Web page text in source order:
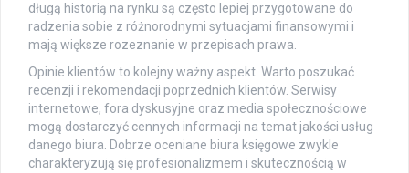
długą historią na rynku są często lepiej przygotowane do
radzenia sobie z różnorodnymi sytuacjami finansowymi i
mają większe rozeznanie w przepisach prawa.
Opinie klientów to kolejny ważny aspekt. Warto poszukać
recenzji i rekomendacji poprzednich klientów. Serwisy
internetowe, fora dyskusyjne oraz media społecznościowe
mogą dostarczyć cennych informacji na temat jakości usług
danego biura. Dobrze oceniane biura księgowe zwykle
charakteryzują się profesionalizmem i skutecznością w